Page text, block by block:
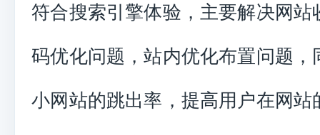
符合搜索引擎体验，主要解决网站
码优化问题，站内优化布置问题，
小网站的跳出率，提高用户在网站